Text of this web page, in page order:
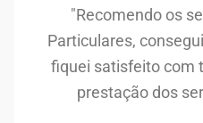
"Recomendo os
Particulares,
fiquei satisfeito com
prestação dos